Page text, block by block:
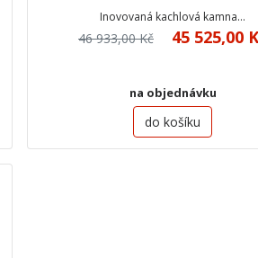
Inovovaná kachlová kamna…
46 933,00 Kč 45 525,00
na objednávku
do košíku